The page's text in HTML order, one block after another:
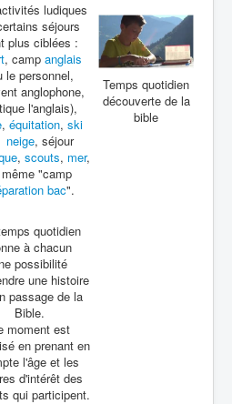
ludiques
séjours
plus ciblées :
, camp anglais
le personnel,
anglophone,
l'anglais),
, équitation, ski
neige, séjour
, scouts, mer,
"camp
bac".
quotidien
à chacun
possibilité
une histoire
passage de la
Bible.
moment est
en prenant en
l'âge et les
d'intérêt des
qui participent.
Temps quotidien
découverte de la
bible